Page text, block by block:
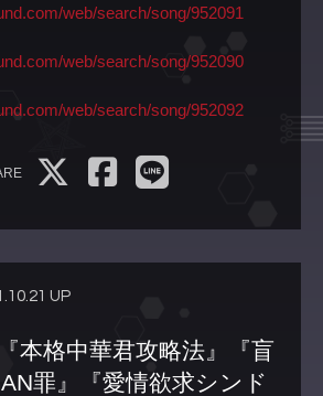
web/search/song/952091
web/search/song/952090
web/search/song/952092
UP
本格中華君攻略法』『盲
罪』『愛情欲求シンド